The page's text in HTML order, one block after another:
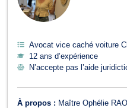
Avocat vice caché voiture
12 ans d’expérience
N’accepte pas l’aide
À propos : Maître Ophélie